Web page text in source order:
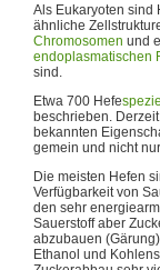
Als Eukaryoten sind
ähnliche
Chromosomen und
endoplasmatischen
sind.
Etwa 700 Hefe
beschrieben.
bekannten
gemein und nicht
Die meisten Hefen
Verfügbarkeit von
den sehr
Sauerstoff aber
abzubauen
Ethanol und